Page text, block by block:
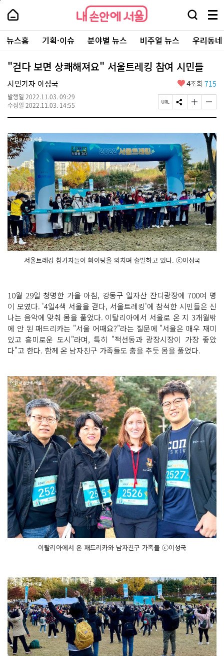
본
로
가
내
손
안
에
서
울
-
울
시
대
표
소
포
털
내
손
에
울
검
창
열
기
메
뉴
전
체
보
주
요
서
뉴스홈 기획·이슈 분야별 뉴스 비주얼 뉴스 우리동
"걷다 보면 상쾌해져요" 서울트레킹 참여 시민들
시민기자 이성국
발행일 2022.11.03. 09:29
수정일 2022.11.03. 14:55
좋
요
4조회 715
페
이
U
R
L
복
사
S
N
공
유
하
기
글
자
기
게
경
하
기
글
자
기
작
게
변
경
하
기
서울트레킹 참가자들이 화이팅을 외치며 출발하고 있다. ⓒ이성국
10월 29일 청명한 가을 아침, 강동구 일자산 잔디광장에 700여 명
이 모였다. '4일4색 서울을 걷다, 서울트레킹'에 참석한 시민들은 신
나는 음악에 맞춰 몸을 풀었다. 이탈리아에서 서울로 온 지 3개월밖
에 안 된 패드리카는 "서울 어때요?"라는 질문에 "서울은 매우 재미
있고 흥미로운 도시"라며, 특히 "적선동과 광장시장이 가장 좋았
다"고 한다. 함께 온 남자친구 가족들도 춤을 추듯 몸을 풀었다.
이탈리아에서 온 패드리카와 남자친구 가족들 ⓒ이성국
페
상
단
로